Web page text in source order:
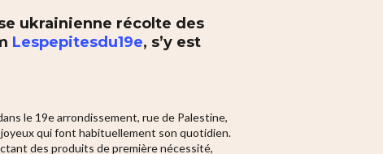
ukrainienne récolte des
Lespepitesdu19e, s’y est
le 19e arrondissement, rue de Palestine,
joyeux qui font habituellement son quotidien.
des produits de première nécessité,